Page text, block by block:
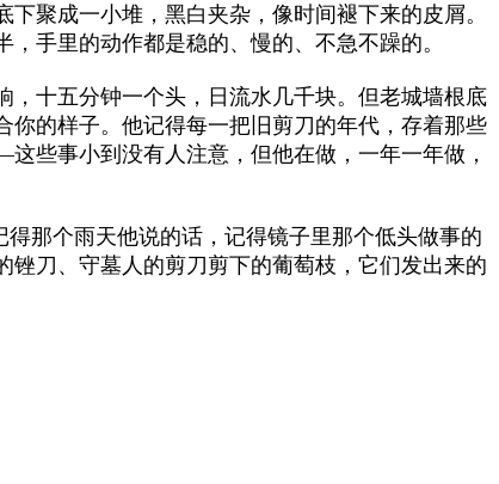
聚成一小堆，黑白夹杂，像时间褪下来的皮屑。
手里的动作都是稳的、慢的、不急不躁的。
十五分钟一个头，日流水几千块。但老城墙根底
的样子。他记得每一把旧剪刀的年代，存着那些
些事小到没有人注意，但他在做，一年一年做，
那个雨天他说的话，记得镜子里那个低头做事的
刀、守墓人的剪刀剪下的葡萄枝，它们发出来的